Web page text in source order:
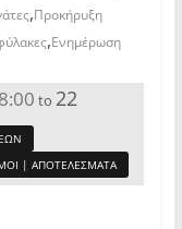
,Προκήρυξη
,Ενημέρωση
to 22
| ΑΠΟΤΕΛΕΣΜΑΤΑ